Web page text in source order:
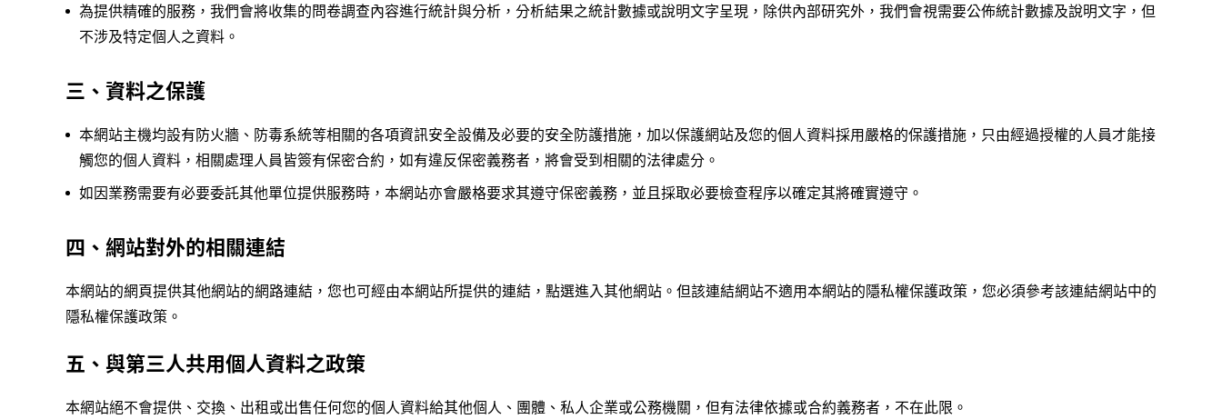
為提供精確的服務，我們會將收集的問卷調查內容進行統計與分析，分析結果之統計數據或說明文字呈現，除供內部研究外，我們會視需要公佈統計數據及說明文字，但
不涉及特定個人之資料。
三、資料之保護
本網站主機均設有防火牆、防毒系統等相關的各項資訊安全設備及必要的安全防護措施，加以保護網站及您的個人資料採用嚴格的保護措施，只由經過授權的人員才能接
觸您的個人資料，相關處理人員皆簽有保密合約，如有違反保密義務者，將會受到相關的法律處分。
如因業務需要有必要委託其他單位提供服務時，本網站亦會嚴格要求其遵守保密義務，並且採取必要檢查程序以確定其將確實遵守。
四、網站對外的相關連結
本網站的網頁提供其他網站的網路連結，您也可經由本網站所提供的連結，點選進入其他網站。但該連結網站不適用本網站的隱私權保護政策，您必須參考該連結網站中的
隱私權保護政策。
五、與第三人共用個人資料之政策
本網站絕不會提供、交換、出租或出售任何您的個人資料給其他個人、團體、私人企業或公務機關，但有法律依據或合約義務者，不在此限。